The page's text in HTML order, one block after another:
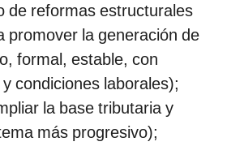
de reformas estructurales
promover la generación de
formal, estable, con
condiciones laborales);
la base tributaria y
más progresivo);